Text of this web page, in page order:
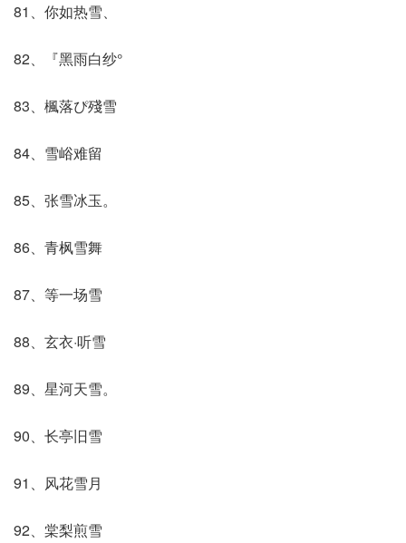
81、你如热雪、
82、『黑雨白纱°
83、楓落ぴ殘雪
84、雪峪难留
85、张雪冰玉。
86、青枫雪舞
87、等一场雪
88、玄衣·听雪
89、星河天雪。
90、长亭旧雪
91、风花雪月
92、棠梨煎雪